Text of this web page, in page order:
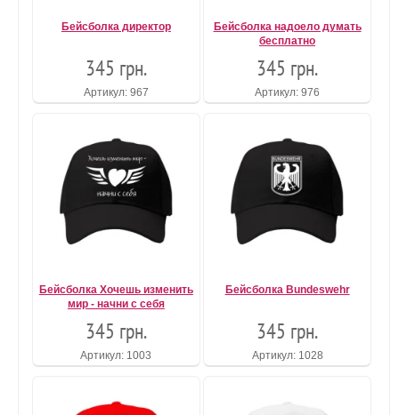
Бейсболка директор
345 грн.
Артикул: 967
Бейсболка надоело думать
бесплатно
345 грн.
Артикул: 976
Бейсболка Хочешь изменить
мир - начни с себя
345 грн.
Артикул: 1003
Бейсболка Bundeswehr
345 грн.
Артикул: 1028